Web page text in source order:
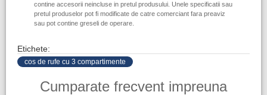
contine accesorii neincluse in pretul produsului. Unele specificatii sau
pretul produselor pot fi modificate de catre comerciant fara preaviz
sau pot contine greseli de operare.
Etichete:
cos de rufe cu 3 compartimente
Cumparate frecvent impreuna